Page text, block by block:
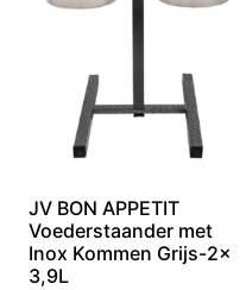
JV BON APPETIT
Voederstaander met
Inox Kommen Grijs-2x
3,9L